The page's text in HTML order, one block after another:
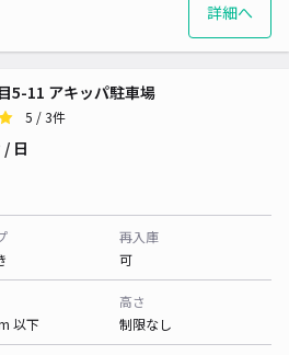
詳細へ
5-11 アキッパ駐車場
5 / 3件
/ 日
再入庫
可
以下
高さ
制限なし